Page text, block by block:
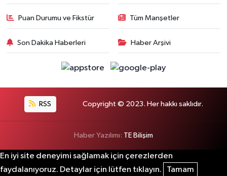
Puan Durumu ve Fikstür Tüm Manşetler
Son Dakika Haberleri Haber Arşivi
RSS Copyright © 2023. Her hakkı saklıdır.
Haber Yazılımı: TE Bilişim
En iyi site deneyimi sağlamak için çerezlerden
faydalanıyoruz. Detaylar için lütfen tıklayın.
Tamam